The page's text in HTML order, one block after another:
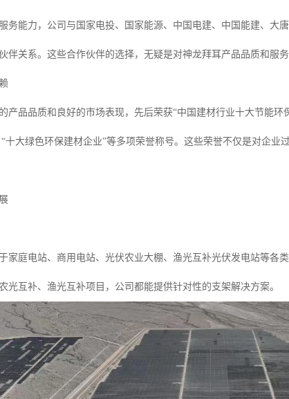
务能力，公司与国家电投、国家能源、中国电建、中国能建、大
伴关系。这些合作伙伴的选择，无疑是对神龙拜耳产品品质和服务
产品品质和良好的市场表现，先后荣获“中国建材行业十大节能环
十大绿色环保建材企业”等多项荣誉称号。这些荣誉不仅是对企
家庭电站、商用电站、光伏农业大棚、渔光互补光伏发电站等各
光互补、渔光互补项目，公司都能提供针对性的支架解决方案。